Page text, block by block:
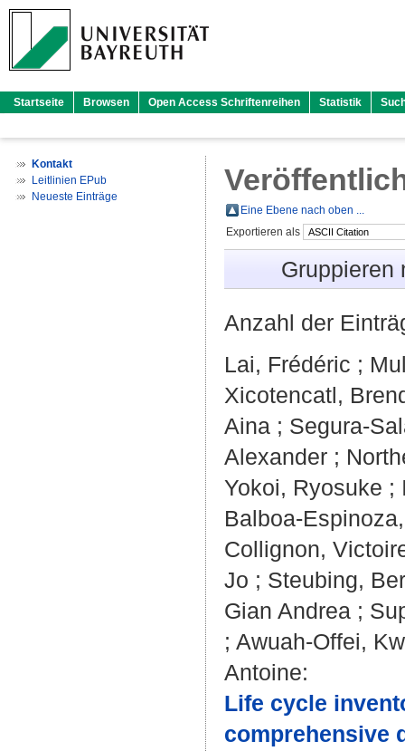
Startseite Browsen Open Access Schriftenreihen Statistik
Kontakt
Leitlinien EPub
Neueste Einträge
Eine Ebene nach oben ...
Exportieren als
Anzahl der
Lai, Frédéric ;
Xicotencatl,
Aina ; Segura-
Alexander ;
Yokoi, Ryosuke ;
Balboa-
Collignon,
Jo ; Steubing,
Gian Andrea ;
; Awuah-Offei,
Antoine:
Life cycle
comprehensive